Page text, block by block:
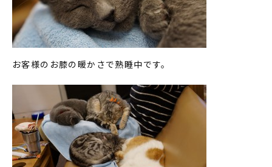
お客様のお膝の暖かさで熟睡中です。